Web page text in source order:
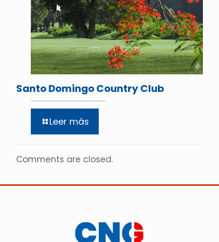
Santo Domingo Country Club
Leer más
Comments are closed.